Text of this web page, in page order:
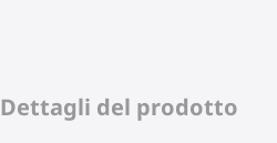
Dettagli del prodotto